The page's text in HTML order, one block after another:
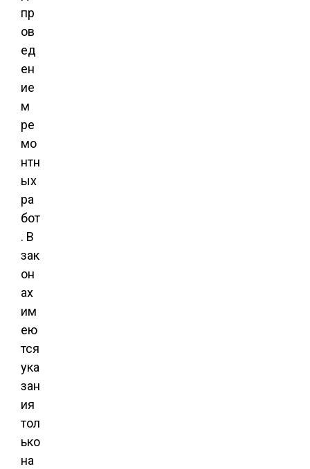
пр
ов
ед
ен
ие
м
ре
мо
нтн
ых
ра
бот
. В
зак
он
ах
им
ею
тся
ука
зан
ия
тол
ько
на